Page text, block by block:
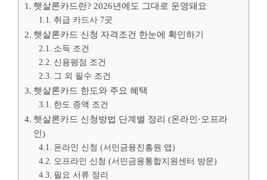
햇살론카드란? 2026년에도 그대로 운영돼요
취급 카드사 7곳
햇살론카드 신청 자격조건 한눈에 확인하기
소득 조건
신용평점 조건
그 외 필수 조건
햇살론카드 한도와 주요 혜택
한도 증액 조건
햇살론카드 신청방법 단계별 정리 (온라인·오프라
인)
온라인 신청 (서민금융진흥원 앱)
오프라인 신청 (서민금융통합지원센터 방문)
필요 서류 정리